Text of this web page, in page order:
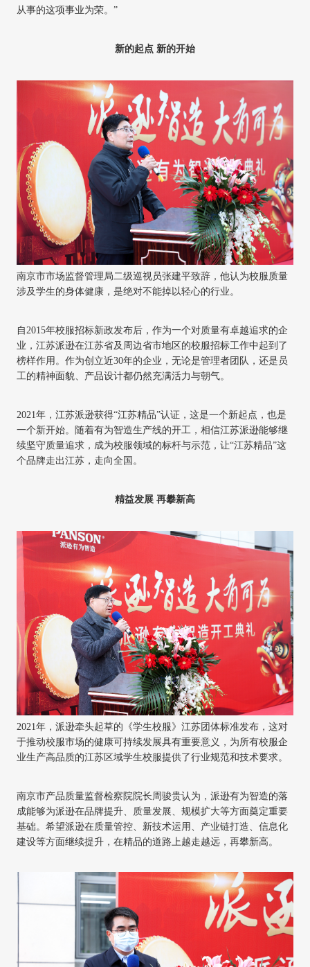
从事的这项事业为荣。”
新的起点 新的开始
南京市市场监督管理局二级巡视员张建平致辞，他认为校服质量
涉及学生的身体健康，是绝对不能掉以轻心的行业。
自2015年校服招标新政发布后，作为一个对质量有卓越追求的企
业，江苏派逊在江苏省及周边省市地区的校服招标工作中起到了
榜样作用。作为创立近30年的企业，无论是管理者团队，还是员
工的精神面貌、产品设计都仍然充满活力与朝气。
2021年，江苏派逊获得“江苏精品”认证，这是一个新起点，也是
一个新开始。随着有为智造生产线的开工，相信江苏派逊能够继
续坚守质量追求，成为校服领域的标杆与示范，让“江苏精品”这
个品牌走出江苏，走向全国。
精益发展 再攀新高
2021年，派逊牵头起草的《学生校服》江苏团体标准发布，这对
于推动校服市场的健康可持续发展具有重要意义，为所有校服企
业生产高品质的江苏区域学生校服提供了行业规范和技术要求。
南京市产品质量监督检察院院长周骏贵认为，派逊有为智造的落
成能够为派逊在品牌提升、质量发展、规模扩大等方面奠定重要
基础。希望派逊在质量管控、新技术运用、产业链打造、信息化
建设等方面继续提升，在精品的道路上越走越远，再攀新高。